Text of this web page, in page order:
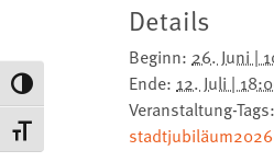
Umschalten auf hohe Kontraste
Schrift vergrößern
Details
Beginn: 26. Juni |
Ende: 12. Juli |
Veranstaltung-Tags:
stadtjubiläum2026